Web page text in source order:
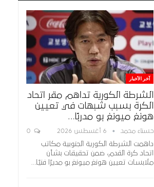
آخر الأخبار
الشرطة الكورية تداهم مقر اتحاد
الكرة بسبب شبهات في تعيين
هونغ ميونغ بو مدربًا…
حسناء محمد 6 أغسطس 2026
داهمت الشرطة الكورية الجنوبية مكاتب
اتحاد كرة القدم، ضمن تحقيقات بشأن
ملابسات تعيين هونغ ميونغ بو مديرًا فنيًا…